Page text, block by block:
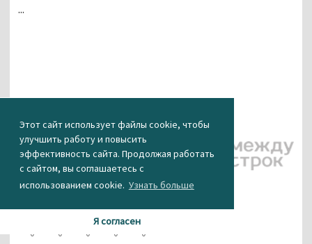
Этот сайт использует файлы cookie, чтобы
улучшить работу и повысить
эффективность сайта. Продолжая работать
с сайтом, вы соглашаетесь с
использованием cookie. Узнать больше
Я согласен
...
Фото: РИА
Новости
КАК ВАМ НОВОСТЬ?
0 0 0 0 0